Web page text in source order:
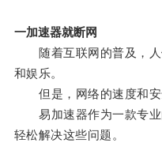
一加速器就断网
随着互联网的普及，人
和娱乐。
但是，网络的速度和安
易加速器作为一款专业
轻松解决这些问题。